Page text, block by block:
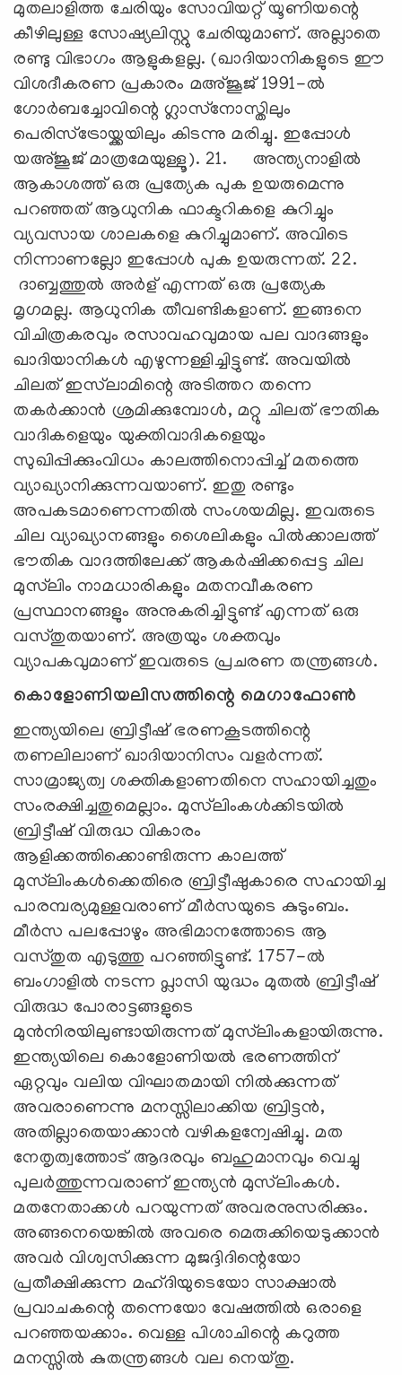
മുതലാളിത്ത ചേരിയും സോവിയറ്റ് യൂണിയന്റെ
കീഴിലുള്ള സോഷ്യലിസ്റ്റു ചേരിയുമാണ്. അല്ലാതെ
രണ്ടു വിഭാഗം ആളുകളല്ല. (ഖാദിയാനികളുടെ ഈ
വിശദീകരണ പ്രകാരം മഅ്ജൂജ് 1991-ല്‍
ഗോര്‍ബച്ചോവിന്റെ ഗ്ലാസ്‌നോസ്തിലും
പെരിസ്‌ട്രോയ്ക്കയിലും കിടന്നു മരിച്ചു. ഇപ്പോള്‍
യഅ്ജൂജ് മാത്രമേയുള്ളൂ). 21. അന്ത്യനാളില്‍
ആകാശത്ത് ഒരു പ്രത്യേക പുക ഉയരുമെന്നു
പറഞ്ഞത് ആധുനിക ഫാക്ടറികളെ കുറിച്ചും
വ്യവസായ ശാലകളെ കുറിച്ചുമാണ്. അവിടെ
നിന്നാണല്ലോ ഇപ്പോള്‍ പുക ഉയരുന്നത്. 22.
ദാബ്ബത്തുല്‍ അര്‍ള് എന്നത് ഒരു പ്രത്യേക
മൃഗമല്ല. ആധുനിക തീവണ്ടികളാണ്. ഇങ്ങനെ
വിചിത്രകരവും രസാവഹവുമായ പല വാദങ്ങളും
ഖാദിയാനികള്‍ എഴുന്നള്ളിച്ചിട്ടുണ്ട്. അവയില്‍
ചിലത് ഇസ്‌ലാമിന്റെ അടിത്തറ തന്നെ
തകര്‍ക്കാന്‍ ശ്രമിക്കുമ്പോള്‍, മറ്റു ചിലത് ഭൗതിക
വാദികളെയും യുക്തിവാദികളെയും
സുഖിപ്പിക്കുംവിധം കാലത്തിനൊപ്പിച്ച് മതത്തെ
വ്യാഖ്യാനിക്കുന്നവയാണ്. ഇതു രണ്ടും
അപകടമാണെന്നതില്‍ സംശയമില്ല. ഇവരുടെ
ചില വ്യാഖ്യാനങ്ങളും ശൈലികളും പില്‍ക്കാലത്ത്
ഭൗതിക വാദത്തിലേക്ക് ആകര്‍ഷിക്കപ്പെട്ട ചില
മുസ്‌ലിം നാമധാരികളും മതനവീകരണ
പ്രസ്ഥാനങ്ങളും അനുകരിച്ചിട്ടുണ്ട് എന്നത് ഒരു
വസ്തുതയാണ്. അത്രയും ശക്തവും
വ്യാപകവുമാണ് ഇവരുടെ പ്രചരണ തന്ത്രങ്ങള്‍.
കൊളോണിയലിസത്തിന്റെ മെഗാഫോണ്‍
ഇന്ത്യയിലെ ബ്രിട്ടീഷ് ഭരണകൂടത്തിന്റെ
തണലിലാണ് ഖാദിയാനിസം വളര്‍ന്നത്.
സാമ്രാജ്യത്വ ശക്തികളാണതിനെ സഹായിച്ചതും
സംരക്ഷിച്ചതുമെല്ലാം. മുസ്‌ലിംകള്‍ക്കിടയില്‍
ബ്രിട്ടീഷ് വിരുദ്ധ വികാരം
ആളിക്കത്തിക്കൊണ്ടിരുന്ന കാലത്ത്
മുസ്‌ലിംകള്‍ക്കെതിരെ ബ്രിട്ടീഷുകാരെ സഹായിച്ച
പാരമ്പര്യമുള്ളവരാണ് മീര്‍സയുടെ കുടുംബം.
മീര്‍സ പലപ്പോഴും അഭിമാനത്തോടെ ആ
വസ്തുത എടുത്തു പറഞ്ഞിട്ടുണ്ട്. 1757-ല്‍
ബംഗാളില്‍ നടന്ന പ്ലാസി യുദ്ധം മുതല്‍ ബ്രിട്ടീഷ്
വിരുദ്ധ പോരാട്ടങ്ങളുടെ
മുന്‍നിരയിലുണ്ടായിരുന്നത് മുസ്‌ലിംകളായിരുന്നു.
ഇന്ത്യയിലെ കൊളോണിയല്‍ ഭരണത്തിന്
ഏറ്റവും വലിയ വിഘാതമായി നില്‍ക്കുന്നത്
അവരാണെന്നു മനസ്സിലാക്കിയ ബ്രിട്ടന്‍,
അതില്ലാതെയാക്കാന്‍ വഴികളന്വേഷിച്ചു. മത
നേതൃത്വത്തോട് ആദരവും ബഹുമാനവും വെച്ചു
പുലര്‍ത്തുന്നവരാണ് ഇന്ത്യന്‍ മുസ്‌ലിംകള്‍.
മതനേതാക്കള്‍ പറയുന്നത് അവരനുസരിക്കും.
അങ്ങനെയെങ്കില്‍ അവരെ മെരുക്കിയെടുക്കാന്‍
അവര്‍ വിശ്വസിക്കുന്ന മുജദ്ദിദിന്റെയോ
പ്രതീക്ഷിക്കുന്ന മഹ്ദിയുടെയോ സാക്ഷാല്‍
പ്രവാചകന്റെ തന്നെയോ വേഷത്തില്‍ ഒരാളെ
പറഞ്ഞയക്കാം. വെള്ള പിശാചിന്റെ കറുത്ത
മനസ്സില്‍ കുതന്ത്രങ്ങള്‍ വല നെയ്തു.